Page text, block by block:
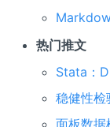
热门推文
Stata：
稳健性检